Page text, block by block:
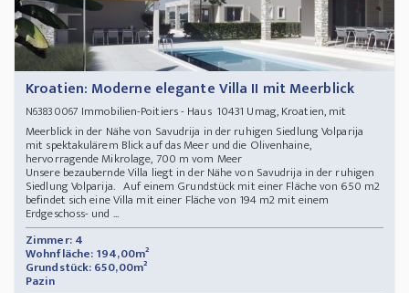
Kroatien: Moderne elegante Villa II mit Meerblick
N63830067 Immobilien-Poitiers - Haus 10431 Umag, Kroatien, mit
Meerblick in der Nähe von Savudrija in der ruhigen Siedlung Volparija
mit spektakulärem Blick auf das Meer und die Olivenhaine,
hervorragende Mikrolage, 700 m vom Meer
Unsere bezaubernde Villa liegt in der Nähe von Savudrija in der ruhigen
Siedlung Volparija. Auf einem Grundstück mit einer Fläche von 650 m2
befindet sich eine Villa mit einer Fläche von 194 m2 mit einem
Erdgeschoss- und ...
Zimmer: 4
Wohnfläche: 194,00m²
Grundstück: 650,00m²
Pazin